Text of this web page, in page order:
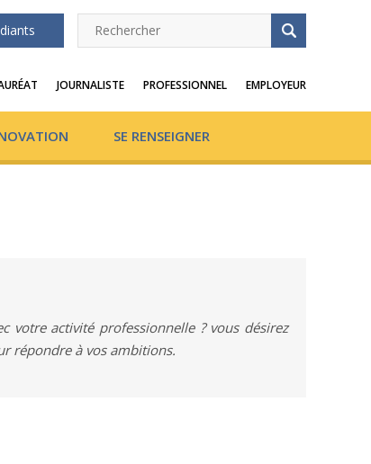
JOURNALISTE PROFESSIONNEL EMPLOYEUR
SE RENSEIGNER
votre activité professionnelle ? vous désirez
répondre à vos ambitions.